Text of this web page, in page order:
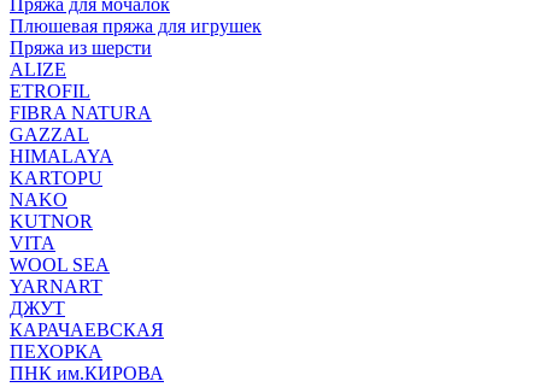
Пряжа для мочалок
Плюшевая пряжа для игрушек
Пряжа из шерсти
ALIZE
ETROFIL
FIBRA NATURA
GAZZAL
HIMALAYA
KARTOPU
NAKO
KUTNOR
VITA
WOOL SEA
YARNART
ДЖУТ
КАРАЧАЕВСКАЯ
ПЕХОРКА
ПНК им.КИРОВА